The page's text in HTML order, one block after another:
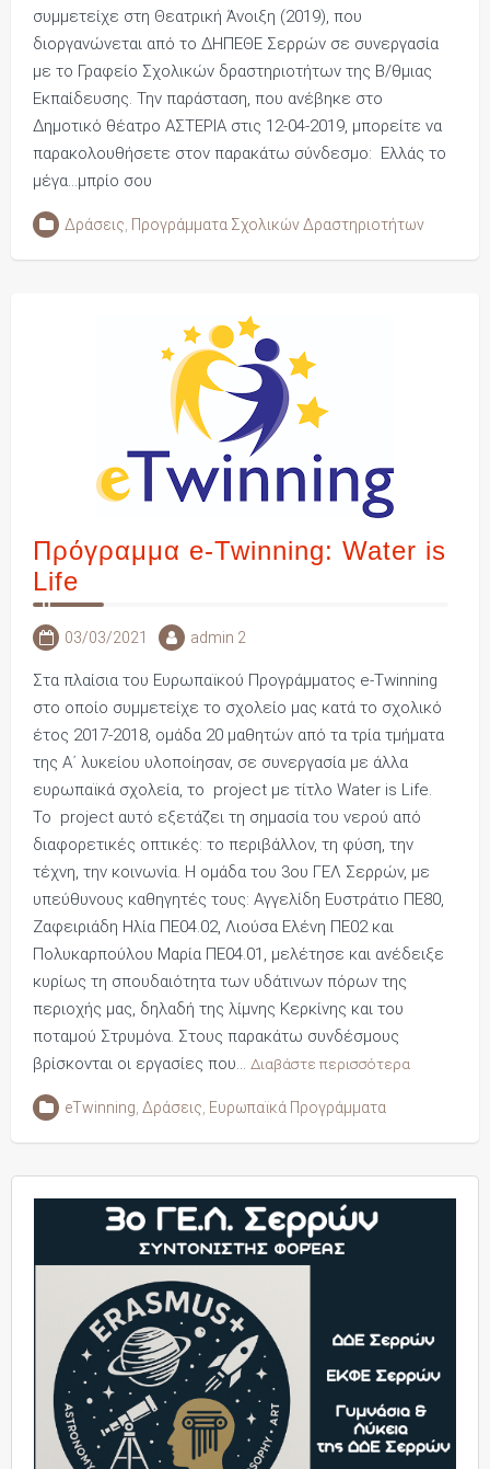
συμμετείχε στη Θεατρική Άνοιξη (2019), που
διοργανώνεται από το ΔΗΠΕΘΕ Σερρών σε συνεργασία
με το Γραφείο Σχολικών δραστηριοτήτων της Β/θμιας
Εκπαίδευσης. Την παράσταση, που ανέβηκε στο
Δημοτικό θέατρο ΑΣΤΕΡΙΑ στις 12-04-2019, μπορείτε να
παρακολουθήσετε στον παρακάτω σύνδεσμο: Ελλάς το
μέγα…μπρίο σου
Δράσεις Προγράμματα Σχολικών Δραστηριοτήτων
Πρόγραμμα e-Twinning: Water is
Life
03/03/2021 admin 2
Στα πλαίσια του Ευρωπαϊκού Προγράμματος e-Twinning
στο οποίο συμμετείχε το σχολείο μας κατά το σχολικό
έτος 2017-2018, ομάδα 20 μαθητών από τα τρία τμήματα
της Α΄ λυκείου υλοποίησαν, σε συνεργασία με άλλα
ευρωπαϊκά σχολεία, το project με τίτλο Water is Life.
Το project αυτό εξετάζει τη σημασία του νερού από
διαφορετικές οπτικές: το περιβάλλον, τη φύση, την
τέχνη, την κοινωνία. Η ομάδα του 3ου ΓΕΛ Σερρών, με
υπεύθυνους καθηγητές τους: Αγγελίδη Ευστράτιο ΠΕ80,
Ζαφειριάδη Ηλία ΠΕ04.02, Λιούσα Ελένη ΠΕ02 και
Πολυκαρπούλου Μαρία ΠΕ04.01, μελέτησε και ανέδειξε
κυρίως τη σπουδαιότητα των υδάτινων πόρων της
περιοχής μας, δηλαδή της λίμνης Κερκίνης και του
ποταμού Στρυμόνα. Στους παρακάτω συνδέσμους
βρίσκονται οι εργασίες που… Διαβάστε περισσότερα
eTwinning Δράσεις Ευρωπαϊκά Προγράμματα